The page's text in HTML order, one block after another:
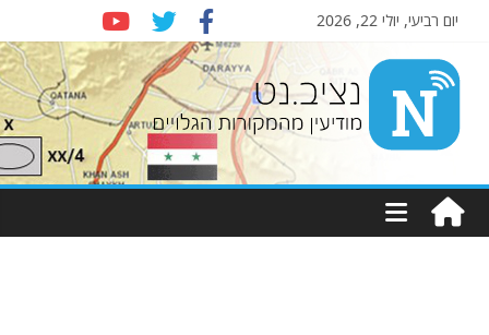
יום רביעי, יולי 22, 2026
Nziv.net
מודיעין
מהמקורות